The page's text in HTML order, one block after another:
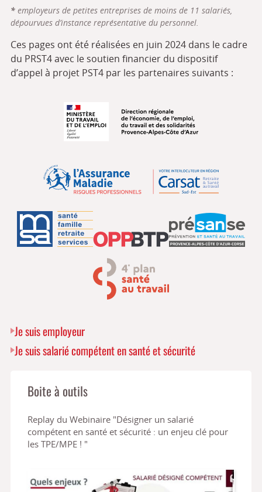
*employeurs de petites entreprises de moins de 11 salariés,
dépourvues d’instance représentative du personnel.
Ces pages ont été réalisées en juin 2024 dans le cadre
du PRST4 avec le soutien financier du dispositif
d’appel à projet PST4 par les partenaires suivants :
Je suis employeur
Je suis salarié compétent en santé et sécurité
Boite à outils
Replay du Webinaire "Désigner un salarié
compétent en santé et sécurité : un enjeu clé pour
les TPE/MPE ! "